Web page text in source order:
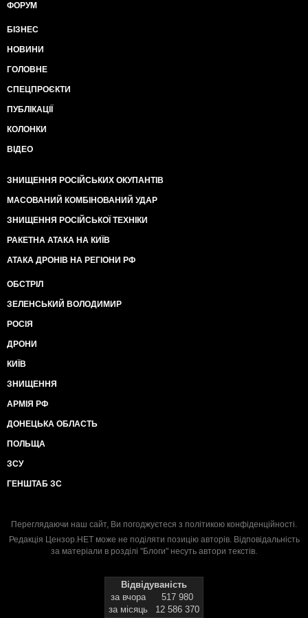
ФОРУМ
БІЗНЕС
НОВИНИ
ГОЛОВНЕ
СПЕЦПРОЄКТИ
ПУБЛІКАЦІЇ
КОЛОНКИ
ВІДЕО
ЗНИЩЕННЯ РОСІЙСЬКИХ ОКУПАНТІВ
МАСОВАНИЙ КОМБІНОВАНИЙ УДАР
ЗНИЩЕННЯ РОСІЙСЬКОЇ ТЕХНІКИ
РАКЕТНА АТАКА НА КИЇВ
АТАКА ДРОНІВ НА РЕГІОНИ РФ
ОБСТРІЛ
ЗЕЛЕНСЬКИЙ ВОЛОДИМИР
РОСІЯ
ДРОНИ
КИЇВ
ЗНИЩЕННЯ
АРМІЯ РФ
ДОНЕЦЬКА ОБЛАСТЬ
ПОЛЬЩА
ЗСУ
ГЕНШТАБ ЗС
Переглядаючи наш сайт, Ви погоджуєтеся з політикою конфіденційності.
Редакція Цензор.НЕТ може не поділяти позицію авторів. Відповідальність
за матеріали в розділі "Блоги" несуть автори текстів.
Відвідуваність
за вчора
517 980
за місяць
12 586 370